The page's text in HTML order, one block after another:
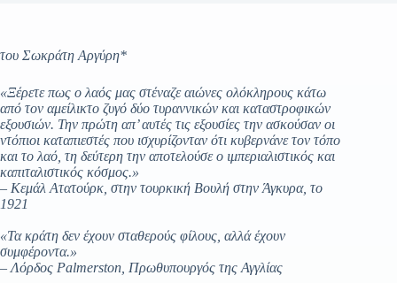
του Σωκράτη Αργύρη*
«Ξέρετε πως ο λαός μας στέναζε αιώνες ολόκληρους κάτω
από τον αμείλικτο ζυγό δύο τυραννικών και καταστροφικών
εξουσιών. Την πρώτη απ’ αυτές τις εξουσίες την ασκούσαν οι
ντόπιοι καταπιεστές που ισχυρίζονταν ότι κυβερνάνε τον τόπο
και το λαό, τη δεύτερη την αποτελούσε ο ιμπεριαλιστικός και
καπιταλιστικός κόσμος.»
– Κεμάλ Ατατούρκ, στην τουρκική Βουλή στην Άγκυρα, το
1921
«Τα κράτη δεν έχουν σταθερούς φίλους, αλλά έχουν
συμφέροντα.»
– Λόρδος Palmerston, Πρωθυπουργός της Αγγλίας